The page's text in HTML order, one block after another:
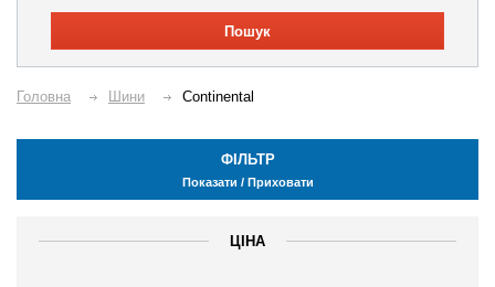
Пошук
Головна Шини Continental
ФІЛЬТР
Показати / Приховати
ЦІНА